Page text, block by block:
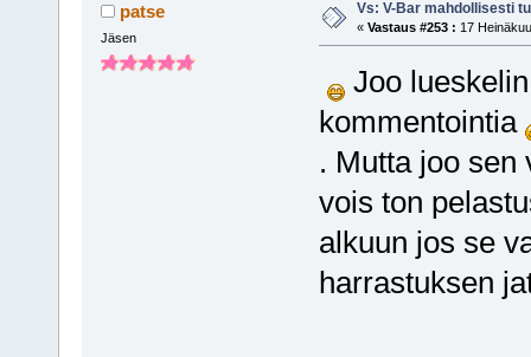
patse
Jäsen
Vs: V-Bar mahdollisesti
« Vastaus #253 : 17
Joo
kommentointia
. Mutta joo sen
vois ton
alkuun jos se
harrastuksen